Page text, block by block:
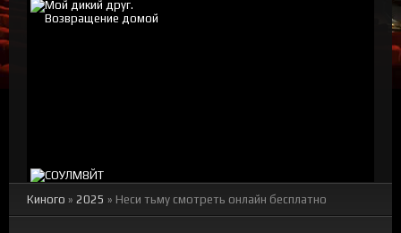
Киного » 2025 » Неси тьму смотреть онлайн бесплатно